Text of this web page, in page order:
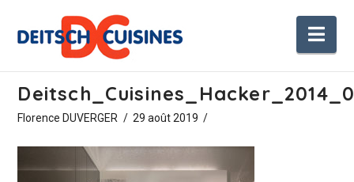
Florence DUVERGER 29 août 2019